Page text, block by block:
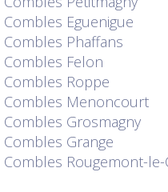
Combles Eguenigue
Combles Phaffans
Combles Felon
Combles Roppe
Combles Menoncourt
Combles Grosmagny
Combles Grange
Combles Rougemont-le-